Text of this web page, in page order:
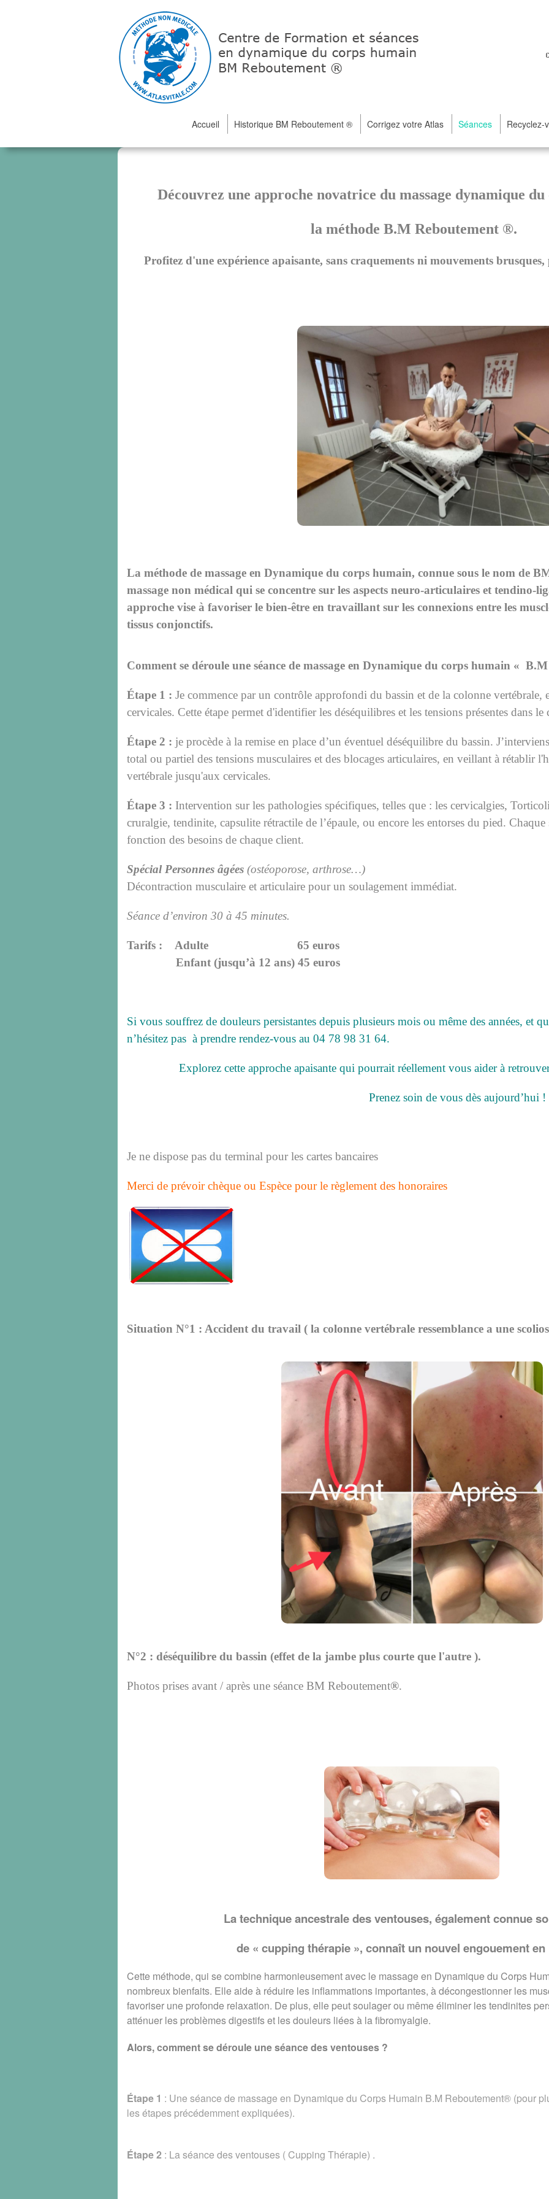
Accueil Historique BM Reboutement ® Corrigez votre Atlas Séances Recyclez-
Découvrez une approche novatrice du massage dynamique du
la méthode B.M Reboutement ®.
Profitez d'une expérience apaisante, sans craquements ni mouvements
La méthode de massage en Dynamique du corps humain, connue sous le nom de
massage non médical qui se concentre sur les aspects neuro-articulaires et tendino-
approche vise à favoriser le bien-être en travaillant sur les connexions entre les
tissus conjonctifs.
Comment se déroule une séance de massage en Dynamique du corps humain «
Étape 1 : Je commence par un contrôle approfondi du bassin et de la colonne vertébrale,
cervicales. Cette étape permet d'identifier les déséquilibres et les tensions présentes dans le
Étape 2 : je procède à la remise en place d’un éventuel déséquilibre du bassin.
total ou partiel des tensions musculaires et des blocages articulaires, en veillant à rétablir
vertébrale jusqu'aux cervicales.
Étape 3 : Intervention sur les pathologies spécifiques, telles que : les cervicalgies,
cruralgie, tendinite, capsulite rétractile de l’épaule, ou encore les entorses du pied. Chaque
fonction des besoins de chaque client.
Spécial Personnes âgées (ostéoporose, arthrose…)
Décontraction musculaire et articulaire pour un soulagement immédiat.
Séance d’environ 30 à 45 minutes.
Tarifs :
Adulte 65 euros
Enfant (jusqu’à 12 ans) 45 euros
Si vous souffrez de douleurs persistantes depuis plusieurs mois ou même des années, et
n’hésitez pas à prendre rendez-vous au 04 78 98 31 64.
Explorez cette approche apaisante qui pourrait réellement vous aider à retrouver
Prenez soin de vous dès aujourd’hui !
Je ne dispose pas du terminal pour les cartes bancaires
Merci de prévoir chèque ou Espèce pour le règlement des honoraires
Situation N°1 : Accident du travail ( la colonne vertébrale ressemblance a une
N°2 : déséquilibre du bassin (effet de la jambe plus courte que l'autre ).
Photos prises avant / après une séance BM Reboutement®.
La technique ancestrale des ventouses, également connue
de « cupping thérapie », connaît un nouvel engouement en
Cette méthode, qui se combine harmonieusement avec le massage en Dynamique du Corps
nombreux bienfaits. Elle aide à réduire les inflammations importantes, à décongestionner les
favoriser une profonde relaxation. De plus, elle peut soulager ou même éliminer les tendinites
atténuer les problèmes digestifs et les douleurs liées à la fibromyalgie.
Alors, comment se déroule une séance des ventouses ?
Étape 1 : Une séance de massage en Dynamique du Corps Humain B.M Reboutement® (pour
les étapes précédemment expliquées).
Étape 2 : La séance des ventouses ( Cupping Thérapie) .